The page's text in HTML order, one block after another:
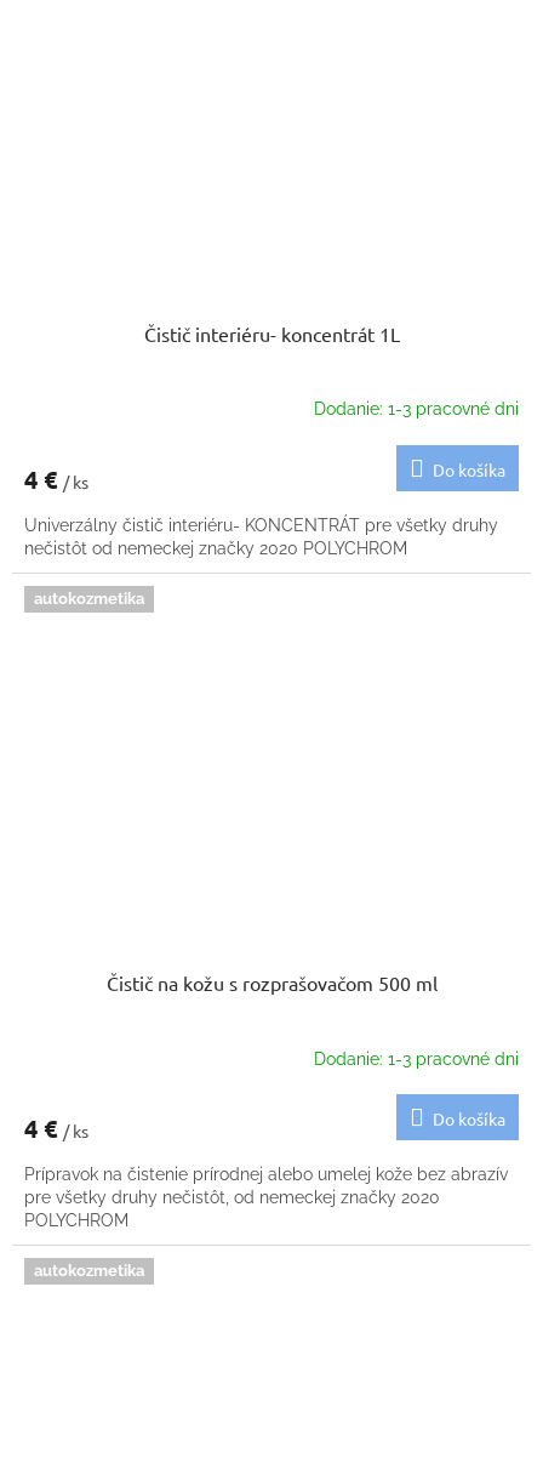
Čistič interiéru- koncentrát 1L
Dodanie: 1-3 pracovné dni
4 € / ks
Do košíka
Univerzálny čistič interiéru- KONCENTRÁT pre všetky druhy
nečistôt od nemeckej značky 2020 POLYCHROM
autokozmetika
Čistič na kožu s rozprašovačom 500 ml
Dodanie: 1-3 pracovné dni
4 € / ks
Do košíka
Prípravok na čistenie prírodnej alebo umelej kože bez abrazív
pre všetky druhy nečistôt, od nemeckej značky 2020
POLYCHROM
autokozmetika